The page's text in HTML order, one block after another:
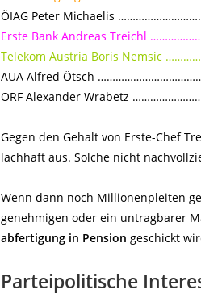
ÖIAG Peter Michaelis
Erste Bank Andreas Treichl
Telekom Austria Boris Nemsic
AUA Alfred Ötsch
ORF Alexander Wrabetz
Gegen den Gehalt von Erste-Chef
lachhaft aus. Solche nicht
Wenn dann noch Millionenpleiten
genehmigen oder ein untragbarer
abfertigung in Pension geschickt
Parteipolitische